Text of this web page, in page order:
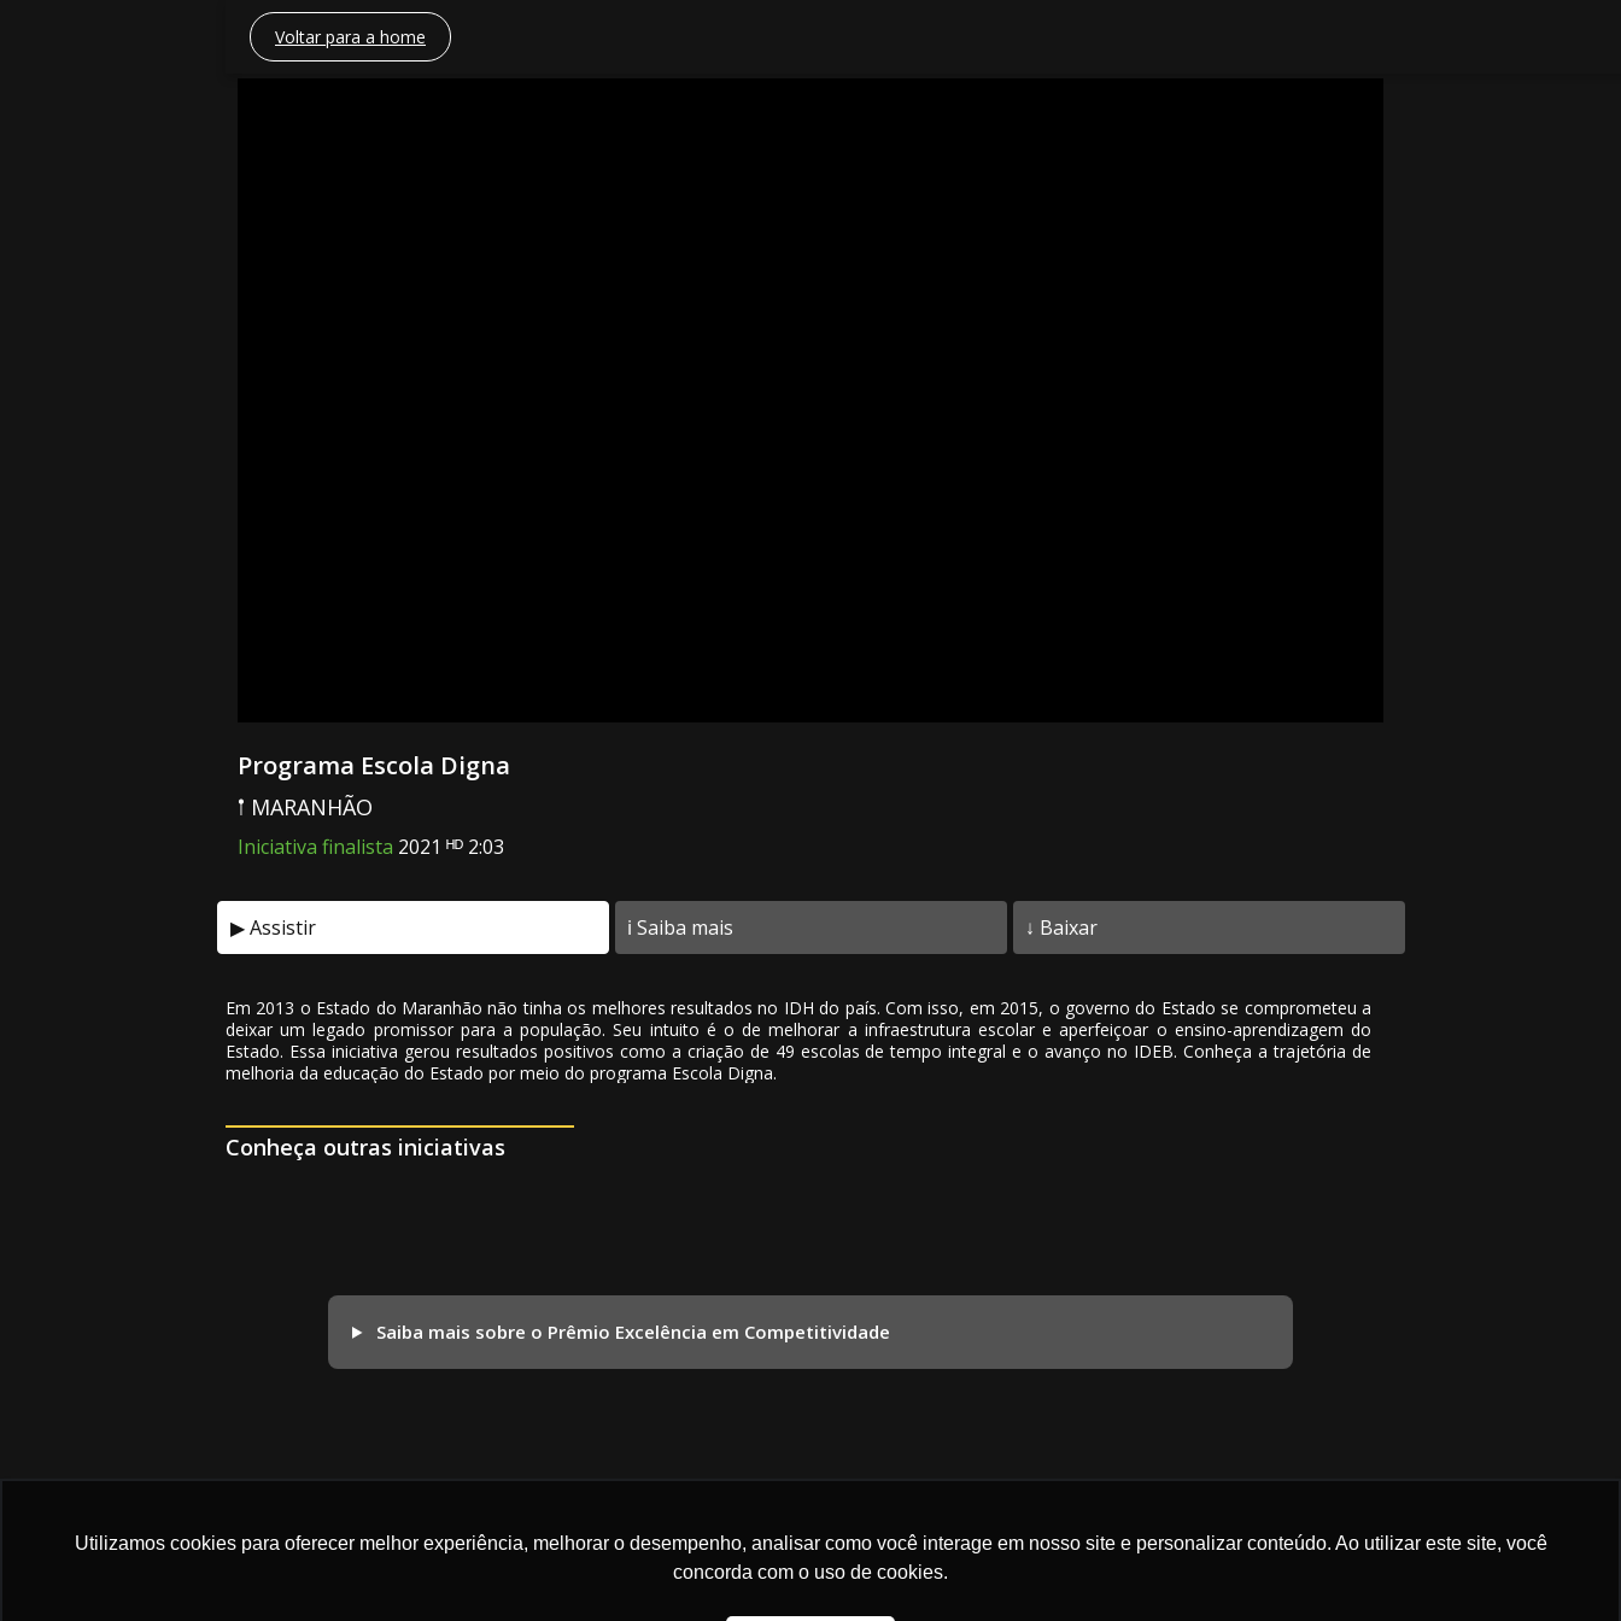
Utilizamos cookies para oferecer melhor experiência, melhorar o desempenho, analisar como você interage em nosso site e personalizar conteúdo. Ao utilizar este site, você
concorda com o uso de cookies.
Voltar para a home
Programa Escola Digna
𖡡 MARANHÃO
Iniciativa finalista 2021 ᴴᴰ 2:03
▶ Assistir ℹ️ Saiba mais ↓ Baixar
Em 2013 o Estado do Maranhão não tinha os melhores resultados no IDH do país. Com isso, em 2015, o governo do Estado se comprometeu a
deixar um legado promissor para a população. Seu intuito é o de melhorar a infraestrutura escolar e aperfeiçoar o ensino-aprendizagem do
Estado. Essa iniciativa gerou resultados positivos como a criação de 49 escolas de tempo integral e o avanço no IDEB. Conheça a trajetória de
melhoria da educação do Estado por meio do programa Escola Digna.
Conheça outras iniciativas
Saiba mais sobre o Prêmio Excelência em Competitividade